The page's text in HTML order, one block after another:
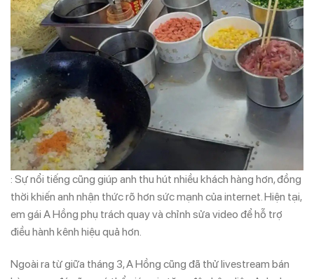
: Sự nổi tiếng cũng giúp anh thu hút nhiều khách hàng hơn, đồng
thời khiến anh nhận thức rõ hơn sức mạnh của internet. Hiện tại,
em gái A Hồng phụ trách quay và chỉnh sửa video để hỗ trợ
điều hành kênh hiệu quả hơn.
Ngoài ra từ giữa tháng 3, A Hồng cũng đã thử livestream bán